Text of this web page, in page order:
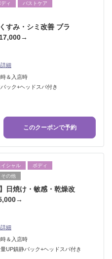
ディ
バストケア
すみ・シミ改善 ブラ
細
＆入店時
ック+ヘッドスパ付き
このクーポンで予約
イシャル
ボディ
その他
日焼け・敏感・乾燥改
細
＆入店時
UP鎮静パック+ヘッドスパ付き